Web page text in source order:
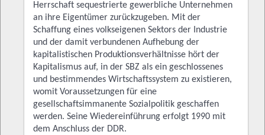
Herrschaft sequestrierte gewerbliche Unternehmen
an ihre Eigentümer zurückzugeben. Mit der
Schaffung eines volkseigenen Sektors der Industrie
und der damit verbundenen Aufhebung der
kapitalistischen Produktionsverhältnisse hört der
Kapitalismus auf, in der SBZ als ein geschlossenes
und bestimmendes Wirtschaftssystem zu existieren,
womit Voraussetzungen für eine
gesellschaftsimmanente Sozialpolitik geschaffen
werden. Seine Wiedereinführung erfolgt 1990 mit
dem Anschluss der DDR.